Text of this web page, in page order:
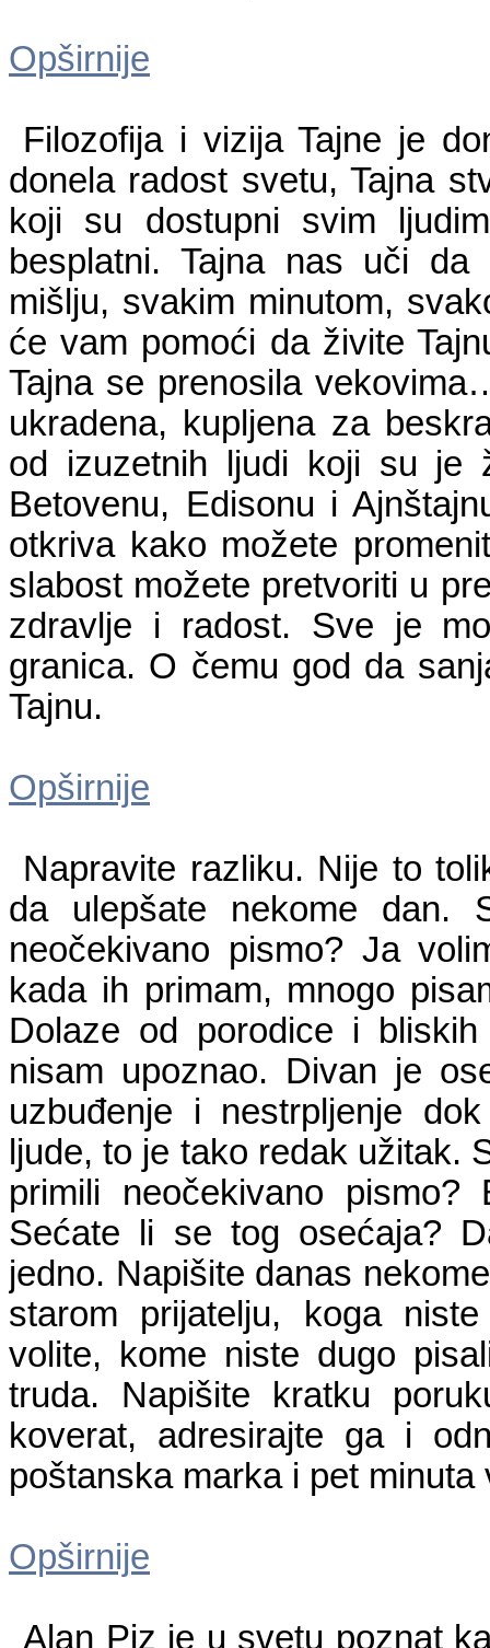
Opširnije
Filozofija i vizija Tajne je
donela radost svetu, Tajna
koji su dostupni svim
besplatni. Tajna nas uči
mišlju, svakim minutom,
će vam pomoći da živite
Tajna se prenosila
ukradena, kupljena za
od izuzetnih ljudi koji su je
Betovenu, Edisonu i
otkriva kako možete
slabost možete pretvoriti u
zdravlje i radost. Sve je
granica. O čemu god da
Tajnu.
Opširnije
Napravite razliku. Nije to
da ulepšate nekome dan.
neočekivano pismo? Ja
kada ih primam, mnogo
Dolaze od porodice i
nisam upoznao. Divan je
uzbuđenje i nestrpljenje
ljude, to je tako redak užitak.
primili neočekivano
Sećate li se tog osećaja?
jedno. Napišite danas
starom prijatelju, koga
volite, kome niste dugo
truda. Napišite kratku
koverat, adresirajte ga i
poštanska marka i pet
Opširnije
Alan Piz je u svetu poznat